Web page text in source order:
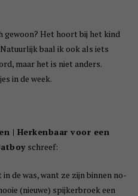
gewoon? Het hoort bij het kind
baal ik ook als iets
maar het is niet anders.
in de week.
| Herkenbaar voor een
schreef:
de was, want ze zijn binnen no-
(nieuwe) spijkerbroek een